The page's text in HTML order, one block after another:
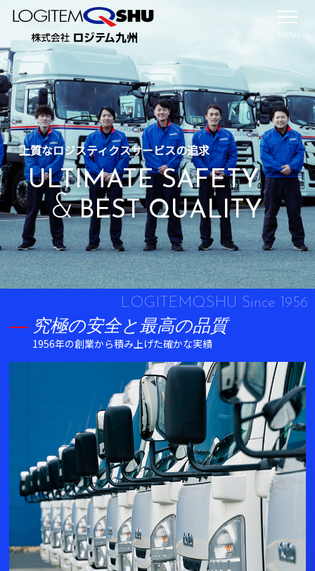
MENU
上質なロジスティクスサービスの追求
ULTIMATE SAFETY
&BEST QUALITY
究極の安全と最高の品質
1956年の創業から積み上げた確かな実績